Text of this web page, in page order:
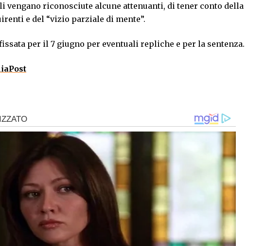
vengano riconosciute alcune attenuanti, di tener conto della
e del “vizio parziale di mente”.
per il 7 giugno per eventuali repliche e per la sentenza.